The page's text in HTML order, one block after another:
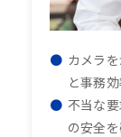
カメラ
と事務効
不当な
の安全を